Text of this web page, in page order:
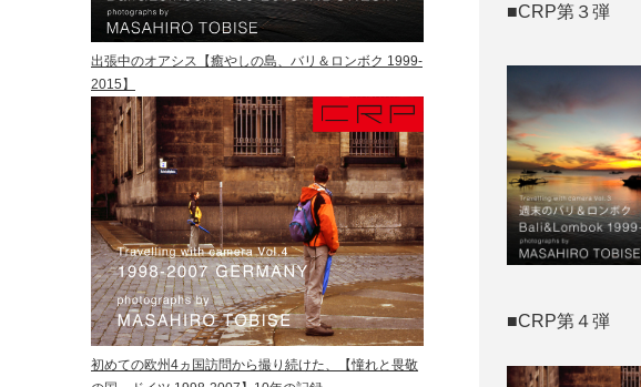
■CRP第３弾
■CRP第４弾
出張中のオアシス【癒やしの島、バリ＆ロンボク 1999-
2015】
初めての欧州4ヵ国訪問から撮り続けた、【憧れと畏敬